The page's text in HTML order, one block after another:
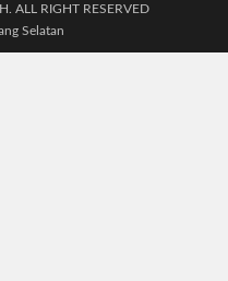
ALL RIGHT RESERVED
Selatan